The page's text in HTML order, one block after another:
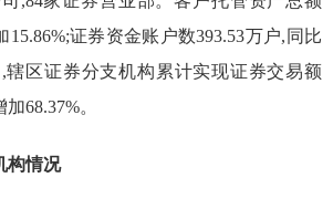
15.86%;证券资金账户数393.53万户,同比
辖区证券分支机构累计实现证券交易额
加68.37%。
构情况